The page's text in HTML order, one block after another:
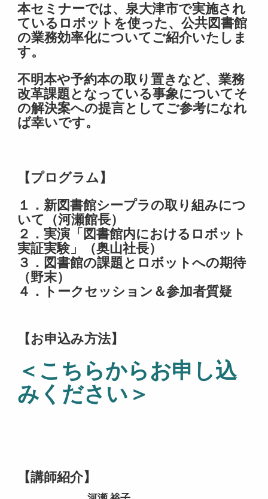
本セミナーでは、泉大津市で実施され
ているロボットを使った、公共図書館
の業務効率化についてご紹介いたしま
す。
不明本や予約本の取り置きなど、業務
改革課題となっている事象についてそ
の解決案への提言としてご参考になれ
ば幸いです。
【プログラム】
１．新図書館シープラの取り組みにつ
いて（河瀬館長）
２．実演「図書館内におけるロボット
実証実験」（奥山社長）
３．図書館の課題とロボットへの期待
（野末）
４．トークセッション＆参加者質疑
【お申込み方法】
＜こちらからお申し込
みください＞
【講師紹介】